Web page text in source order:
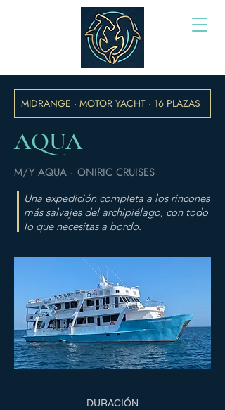
MIDRANGE · MOTOR YACHT · 16 PLAZAS
AQUA
M/Y AQUA · ONIRIC CRUISES
Una expedición completa a los rincones
más salvajes del archipiélago, con todo
lo que necesitas a bordo.
DURACIÓN